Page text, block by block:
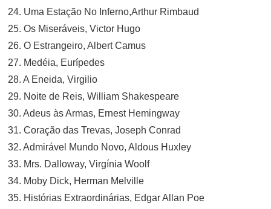
24. Uma Estação No Inferno,Arthur Rimbaud
25. Os Miseráveis, Victor Hugo
26. O Estrangeiro, Albert Camus
27. Medéia, Eurípedes
28. A Eneida, Virgilio
29. Noite de Reis, William Shakespeare
30. Adeus às Armas, Ernest Hemingway
31. Coração das Trevas, Joseph Conrad
32. Admirável Mundo Novo, Aldous Huxley
33. Mrs. Dalloway, Virgínia Woolf
34. Moby Dick, Herman Melville
35. Histórias Extraordinárias, Edgar Allan Poe